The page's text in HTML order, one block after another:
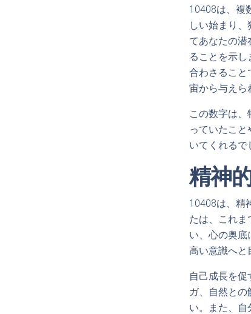
10408は、複
しい始まり
てあなたの潜
ることを示
合わさること
宙から与えら
この数字は
っていたこ
いてくれるで
精神
10408は、精
たは、これま
い、心の奥底
高い意識へと
自己成長を
ガ、自然と
い。また、